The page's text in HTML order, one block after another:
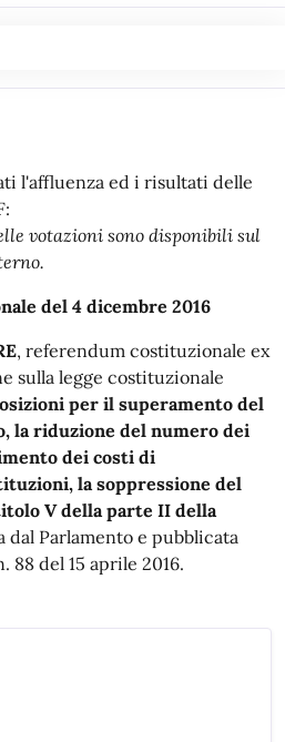
l'affluenza ed i risultati delle
votazioni sono disponibili sul
del 4 dicembre 2016
, referendum costituzionale ex
sulla legge costituzionale
per il superamento del
la riduzione del numero dei
dei costi di
la soppressione del
V della parte II della
dal Parlamento e pubblicata
88 del 15 aprile 2016.